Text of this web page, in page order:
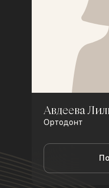
Авдеева
Ортодонт